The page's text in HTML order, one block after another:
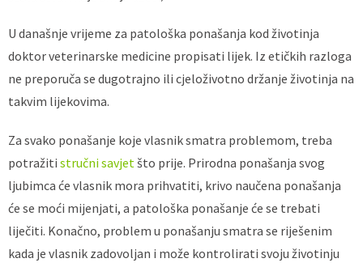
U današnje vrijeme za patološka ponašanja kod životinja
doktor veterinarske medicine propisati lijek. Iz etičkih razloga
ne preporuča se dugotrajno ili cjeloživotno držanje životinja na
takvim lijekovima.
Za svako ponašanje koje vlasnik smatra problemom, treba
potražiti stručni savjetšto prije. Prirodna ponašanja svog
ljubimca će vlasnik mora prihvatiti, krivo naučena ponašanja
će se moći mijenjati, a patološka ponašanje će se trebati
liječiti. Konačno, problem u ponašanju smatra se riješenim
kada je vlasnik zadovoljan i može kontrolirati svoju životinju